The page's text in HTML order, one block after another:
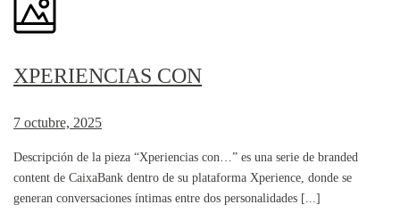
XPERIENCIAS CON
7 octubre, 2025
Descripción de la pieza “Xperiencias con…” es una serie de branded
content de CaixaBank dentro de su plataforma Xperience, donde se
generan conversaciones íntimas entre dos personalidades [...]